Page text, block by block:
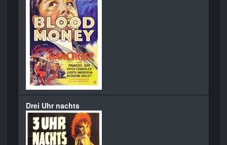
Drei Uhr nachts